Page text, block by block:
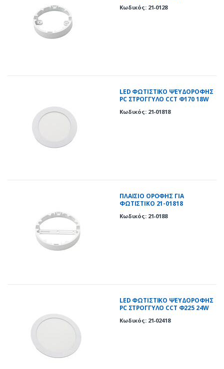
Κωδικός: 21-0128
LED ΦΩΤΙΣΤΙΚΟ ΨΕΥΔΟΡΟΦΗΣ
PC ΣΤΡΟΓΓΥΛΟ CCT Φ170 18W
Κωδικός: 21-01818
ΠΛΑΙΣΙΟ ΟΡΟΦΗΣ ΓΙΑ
ΦΩΤΙΣΤΙΚΟ 21-01818
Κωδικός: 21-0188
LED ΦΩΤΙΣΤΙΚΟ ΨΕΥΔΟΡΟΦΗΣ
PC ΣΤΡΟΓΓΥΛΟ CCT Φ225 24W
Κωδικός: 21-02418